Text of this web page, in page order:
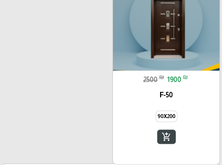
2500 ₪ 1900 ₪
F-50
90X200
add_shopping_cart